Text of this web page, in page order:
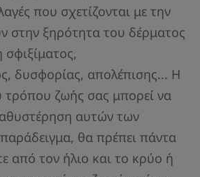
που σχετίζονται με την
στην ξηρότητα του δέρματος
σφιξίματος,
δυσφορίας, απολέπισης... Η
ζωής σας μπορεί να
αυτών των
θα πρέπει πάντα
από τον ήλιο και το κρύο ή